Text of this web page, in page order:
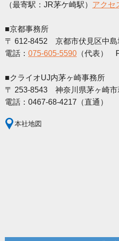
（最寄駅：JR茅ケ崎駅） アクセ
■京都事務所
〒 612-8452 京都市伏見区中
電話： 075-605-5590 （代表）
■クライオUJ内茅ヶ崎事務所
〒 253-8543 神奈川県茅ヶ崎市
電話：0467-68-4217（直通）
本社地図